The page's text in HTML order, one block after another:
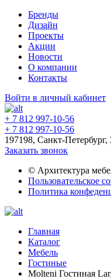
Бренды
Дизайн
Проекты
Акции
Новости
О компании
Контакты
Войти в личный кабинет
+ 7 812 997-10-56
+ 7 812 997-10-56
197198, Санкт-
Заказать звонок
© Архитектура
Пользовательское
Политика
Главная
Каталог
Мебель
Гостиные
Molteni Гостиная